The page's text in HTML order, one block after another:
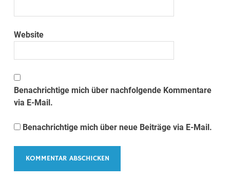
Website
Benachrichtige mich über nachfolgende Kommentare
via E-Mail.
Benachrichtige mich über neue Beiträge via E-Mail.